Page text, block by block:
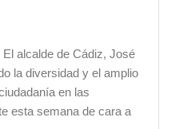
alcalde de Cádiz, José
la diversidad y el amplio
en las
esta semana de cara a